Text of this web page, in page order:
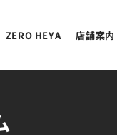
ZERO HEYA 店舗案内